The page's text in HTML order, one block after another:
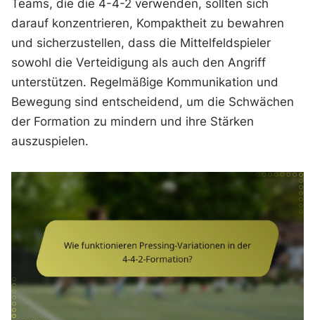
Teams, die die 4-4-2 verwenden, sollten sich
darauf konzentrieren, Kompaktheit zu bewahren
und sicherzustellen, dass die Mittelfeldspieler
sowohl die Verteidigung als auch den Angriff
unterstützen. Regelmäßige Kommunikation und
Bewegung sind entscheidend, um die Schwächen
der Formation zu mindern und ihre Stärken
auszuspielen.